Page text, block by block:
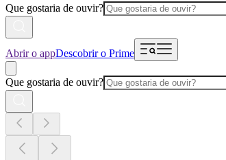
Que gostaria de ouvir?
Abrir o appDescobrir o Prime
Que gostaria de ouvir?